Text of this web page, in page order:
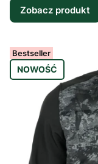
Zobacz produkt
Bestseller
NOWOŚĆ